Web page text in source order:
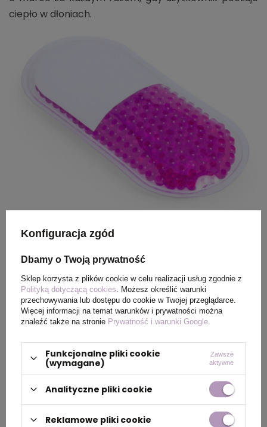
ciepło w dłoniach.
Na spierzchnięte usta —
pomadki ochronne z logiem
firmy
Zimowe warunki atmosferyczne potrafią być
nieprzyjazne dla skóry ust, dlatego pomadki
przed mrozem i wiatrem, a jednocześnie promują
firmę. Pomadki z logiem firmy to subtelny, ale
skuteczny sposób na budowanie pozytywnego
wizerunku marki.
Konfiguracja zgód
Dbamy o Twoją prywatność
Sklep korzysta z plików cookie w celu realizacji usług zgodnie z
Polityką dotyczącą cookies . Możesz określić warunki
przechowywania lub dostępu do cookie w Twojej przeglądarce.
Więcej informacji na temat warunków i prywatności można
znaleźć także na stronie Prywatność i warunki Google
Funkcjonalne pliki cookie
(wymagane)
Zawsze
aktywne
Analityczne pliki cookie
Reklamowe pliki cookie